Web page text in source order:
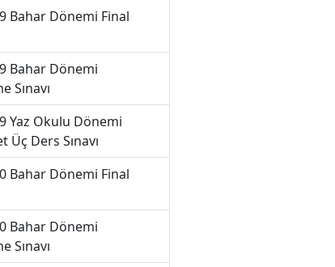
Bahar Dönemi Final
Bahar Dönemi
Sınavı
Yaz Okulu Dönemi
Üç Ders Sınavı
Bahar Dönemi Final
Bahar Dönemi
Sınavı